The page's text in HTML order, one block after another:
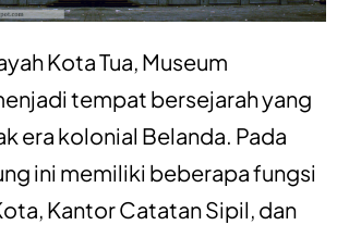
Kota Tua, Museum
tempat bersejarah yang
era kolonial Belanda. Pada
ini memiliki beberapa fungsi
Kantor Catatan Sipil, dan